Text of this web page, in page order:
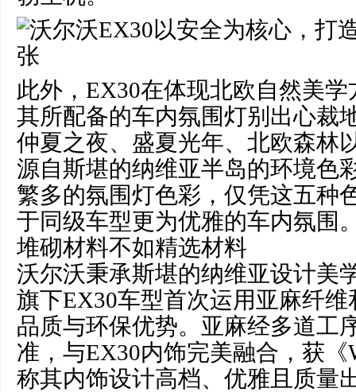
此外，EX30在体现北欧自然美
其所配备的车内氛围灯别出心裁
仲夏之夜、盛夏光年、北欧森林
源自斯堪的纳维亚半岛的环境色
繁多的氛围灯色彩，仅凭这五种
于同级车型更为优雅的车内氛围
堆砌材料不如精选材料
沃尔沃秉承斯堪的纳维亚设计美
旗下EX30车型首次运用亚麻纤
品质与环保优势。亚麻经多道工
准，与EX30内饰完美融合，获《
称其内饰设计高档、优雅且质量